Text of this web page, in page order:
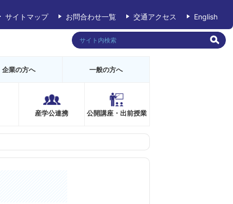
企業の方へ 一般の方へ
産学公連携 公開講座・出前授業
サイトマップ お問合わせ一覧 交通アクセス English